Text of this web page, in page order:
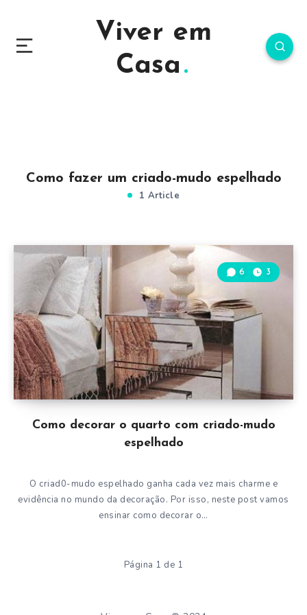
Viver em
Casa
Como fazer um criado-mudo espelhado
1 Article
Como decorar o quarto com criado-mudo
espelhado
6 3
O criad0-mudo espelhado ganha cada vez mais charme e
evidência no mundo da decoração. Por isso, neste post vamos
ensinar como decorar o…
Página 1 de 1